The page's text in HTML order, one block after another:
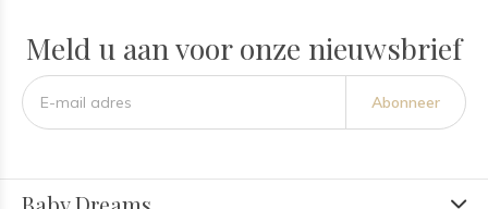
Meld u aan voor onze nieuwsbrief
Abonneer